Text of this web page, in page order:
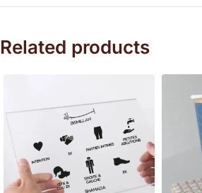
Related products